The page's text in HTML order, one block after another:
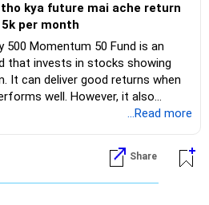
10 years away.
old.
will come after your
education must run together.
SIP is enough.
whenever salary increases.
can create a much bigger
kya future mai ache return
per month
500 Momentum 50 Fund is an
that invests in stocks showing
It can deliver good returns when
well. However, it also
than diversified actively
...Read more
Share